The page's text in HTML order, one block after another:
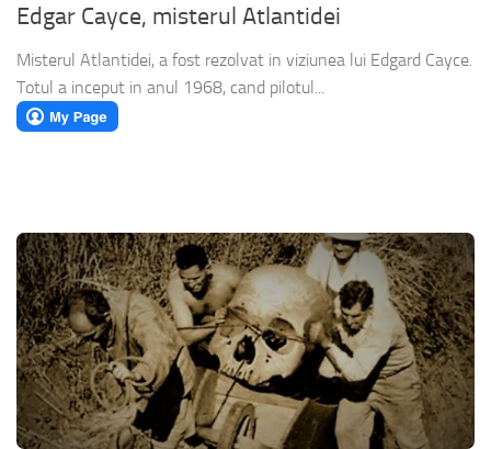
Edgar Cayce, misterul Atlantidei
Misterul Atlantidei, a fost rezolvat in viziunea lui Edgard Cayce.
Totul a inceput in anul 1968, cand pilotul...